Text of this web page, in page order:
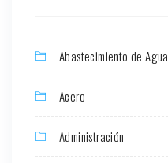
Abastecimiento de Agua
Acero
Administración